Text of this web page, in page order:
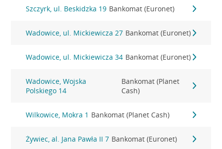
Szczyrk, ul. Beskidzka 19 Bankomat (Euronet)
Wadowice, ul. Mickiewicza 27 Bankomat (Euronet)
Wadowice, ul. Mickiewicza 34 Bankomat (Euronet)
Wadowice, Wojska
Polskiego 14
Bankomat (Planet
Cash)
Wilkowice, Mokra 1 Bankomat (Planet Cash)
Żywiec, al. Jana Pawła II 7 Bankomat (Euronet)